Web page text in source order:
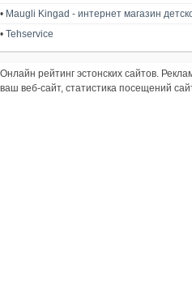
• Maugli Kingad - интернет магазин
• Tehservice
Онлайн рейтинг эстонских сайтов.
ваш веб-сайт, статистика посещений